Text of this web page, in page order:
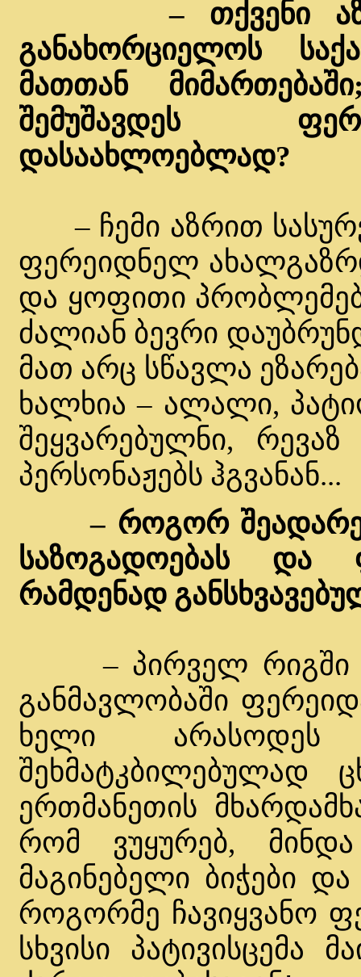
– თქვენი
განახორციელოს
მათთან
შემუშავდეს
დასაახლოებლად?
– ჩემი აზრით
ფერეიდნელ
და ყოფითი
ძალიან ბევრი
მათ არც სწავლა
ხალხია – ალალი,
შეყვარებულნი,
პერსონაჟებს ჰგვანან...
– როგორ
საზოგადოებას და
რამდენად
– პირველ რიგში
განმავლობაში
ხელი არასოდეს
შეხმატკბილებულად
ერთმანეთის
რომ ვუყურებ,
მაგინებელი ბიჭები
როგორმე ჩავიყვანო
სხვისი პატივისცემა